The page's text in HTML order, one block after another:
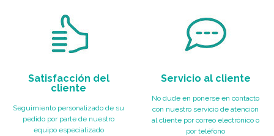
Satisfacción del
cliente
Seguimiento personalizado de su
pedido por parte de nuestro
equipo especializado
Servicio al cliente
No dude en ponerse en contacto
con nuestro servicio de atención
al cliente por correo electrónico o
por teléfono